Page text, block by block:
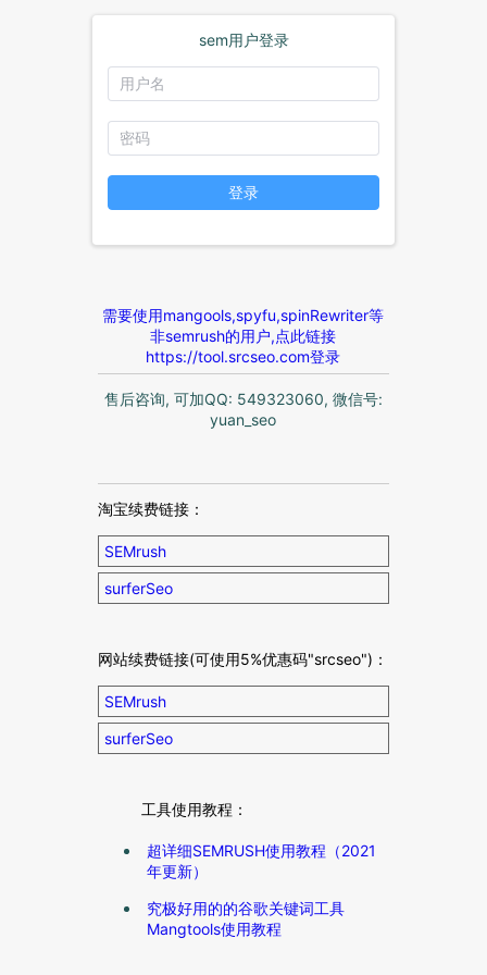
sem用户登录
登录
需要使用mangools,spyfu,spinRewriter等
非semrush的用户,点此链接
https://tool.srcseo.com登录
售后咨询, 可加QQ: 549323060, 微信号:
yuan_seo
淘宝续费链接：
SEMrush
surferSeo
网站续费链接(可使用5%优惠码"srcseo")：
SEMrush
surferSeo
工具使用教程：
超详细SEMRUSH使用教程（2021
年更新）
究极好用的的谷歌关键词工具
Mangtools使用教程